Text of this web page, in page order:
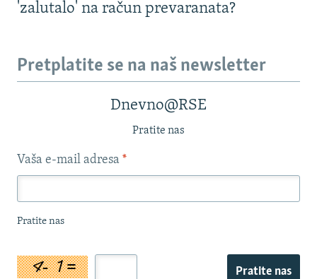
'zalutalo' na račun prevaranata?
Pretplatite se na naš newsletter
Dnevno@RSE
Pratite nas
Vaša e-mail adresa *
Pratite nas
Pratite nas